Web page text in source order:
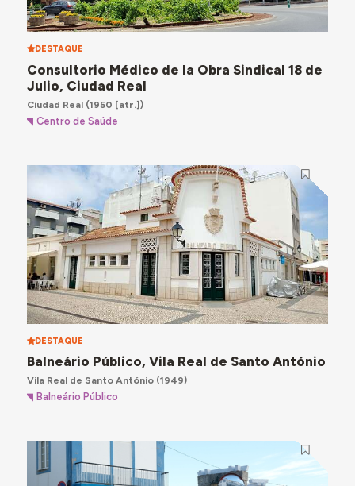
DESTAQUE
Consultorio Médico de la Obra Sindical 18 de
Julio, Ciudad Real
Ciudad Real(1950 [atr.])
Centro de Saúde
DESTAQUE
Balneário Público, Vila Real de Santo António
Vila Real de Santo António(1949)
Balneário Público